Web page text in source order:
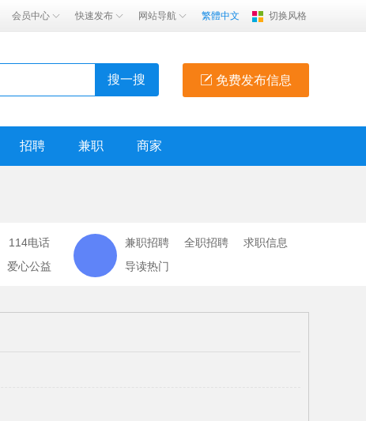
会员中心 快速发布 网站导航 繁體中文 切换风格
免费发布信息
搜一搜
招聘 兼职 商家
114电话
爱心公益
兼职招聘 全职招聘
求职信息
导读热门